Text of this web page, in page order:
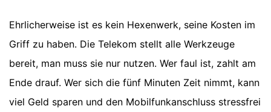
Ehrlicherweise ist es kein Hexenwerk, seine Kosten im
Griff zu haben. Die Telekom stellt alle Werkzeuge
bereit, man muss sie nur nutzen. Wer faul ist, zahlt am
Ende drauf. Wer sich die fünf Minuten Zeit nimmt, kann
viel Geld sparen und den Mobilfunkanschluss stressfrei